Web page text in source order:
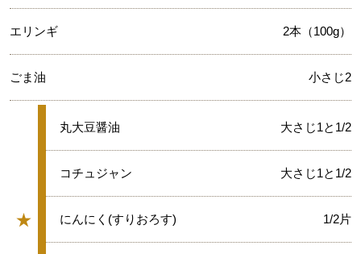
エリンギ 2本（100g）
ごま油 小さじ2
★
グループ
★
丸大豆醤油 大さじ1と1/2
★
コチュジャン 大さじ1と1/2
★
にんにく(すりおろす) 1/2片